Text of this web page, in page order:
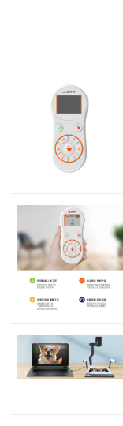
功能与数据化教学
课堂互动解决方案
定义了师生互动的
式。极简操作，轻
教学流程QVote 深
教学节奏的重要性
念，教师无需复杂
可快速上手。软件
PPT、白板等常用
无缝衔接，开课只
几步：打开软件、
整个过程不超过
美融入正常教学流
免打断课堂连贯性